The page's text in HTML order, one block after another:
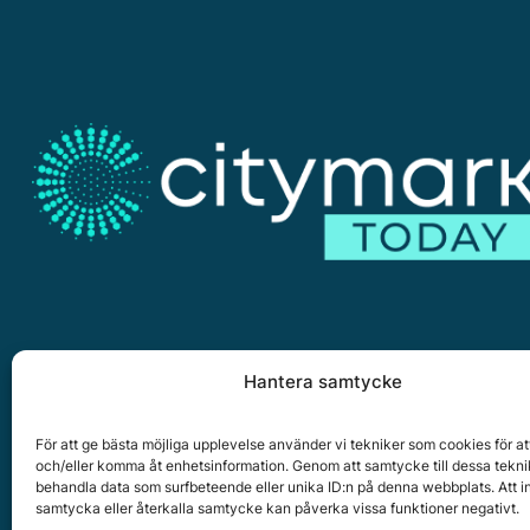
Hantera samtycke
För att ge bästa möjliga upplevelse använder vi tekniker som cookies för
och/eller komma åt enhetsinformation. Genom att samtycke till dessa
behandla data som surfbeteende eller unika ID:n på denna webbplats. Att
samtycka eller återkalla samtycke kan påverka vissa funktioner negativt.
www.citymark.se, Tel. växel 0651-15050,Policy för
Copyright © 2025 All rights reserved.